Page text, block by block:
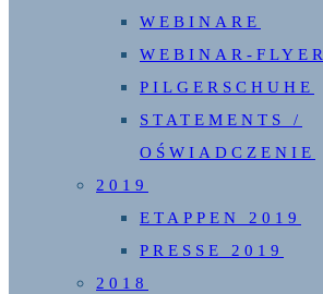
WEBINARE
WEBINAR-FLYER
PILGERSCHUHE
STATEMENTS /
OŚWIADCZENIE
2019
ETAPPEN 2019
PRESSE 2019
2018